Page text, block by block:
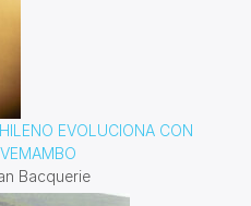
EVOLUCIONA CON
Bacquerie